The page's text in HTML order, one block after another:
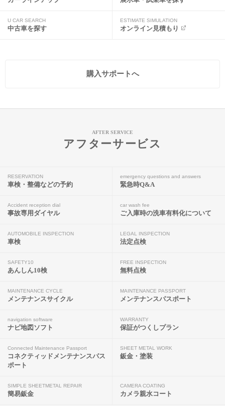
U CAR SEARCH
中古車を探す
ESTIMATE SIMULATION
オンライン見積もり
購入サポートへ
AFTER SERVICE
アフターサービス
RESERVATION
車検・整備などの予約
emergency questions and answers
緊急時Q&A
Accident reception dial
事故専用ダイヤル
car wash fee
ご入庫時の洗車有料化について
AUTOMOBILE INSPECTION
車検
LEGAL INSPECTION
法定点検
SAFETY10
あんしん10検
FREE INSPECTION
無料点検
MAINTENANCE CYCLE
メンテナンスサイクル
MAINTENANCE PASSPORT
メンテナンスパスポート
navigation software
ナビ地図ソフト
WARRANTY
保証がつくしプラン
Connected Maintenance Passport
コネクティッドメンテナンスパス
ポート
SHEET METAL WORK
鈑金・塗装
SIMPLE SHEETMETAL REPAIR
簡易鈑金
CAMERA COATING
カメラ親水コート